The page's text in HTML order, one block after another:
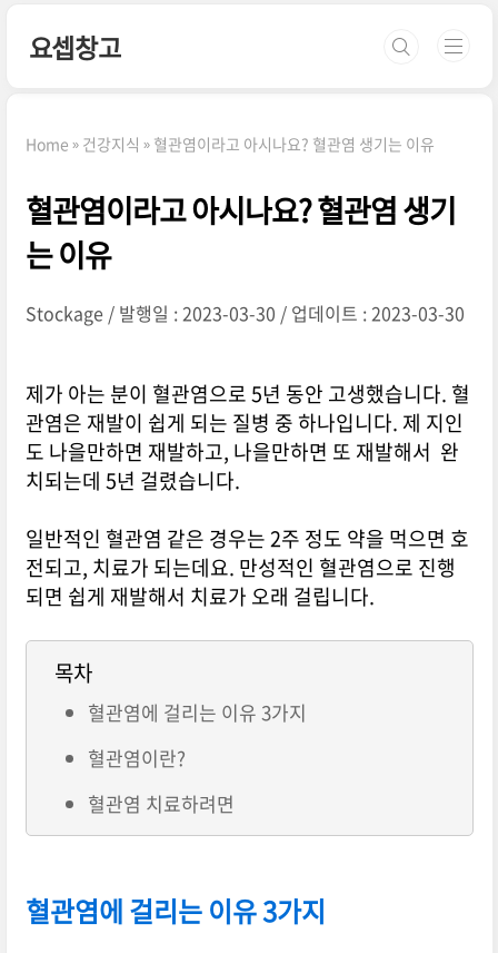
요셉창고
Home 건강지식 혈관염이라고 아시나요? 혈관염 생기는 이유
혈관염이라고 아시나요? 혈관염 생기
는 이유
Stockage 발행일 : 2023-03-30 업데이트 : 2023-03-30
제가 아는 분이 혈관염으로 5년 동안 고생했습니다. 혈
관염은 재발이 쉽게 되는 질병 중 하나입니다. 제 지인
도 나을만하면 재발하고, 나을만하면 또 재발해서 완
치되는데 5년 걸렸습니다.
일반적인 혈관염 같은 경우는 2주 정도 약을 먹으면 호
전되고, 치료가 되는데요. 만성적인 혈관염으로 진행
되면 쉽게 재발해서 치료가 오래 걸립니다.
목차
혈관염에 걸리는 이유 3가지
혈관염이란?
혈관염 치료하려면
혈관염에 걸리는 이유 3가지